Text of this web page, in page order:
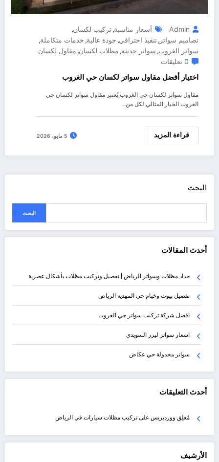
Admin أسعار مناسبة,تركيب لكسان,
تصاميم سواتر ,تنفيذ احترافي, جودة عالية, خدمات متكاملة,
سواتر الغروب, سواتر حديثة, مظلات لكسان, مقاول لكسان
0 تعليقات
اختيار أفضل مقاول سواتر لكسان حي الغروب
مقاول سواتر لكسان حي الغروب يُعتبر مقاول سواتر لكسان حي
الغروب الخيار المثالي لكل من…
قراءة المزيد 5 مايو، 2026
البحث
البحث
أحدث المقالات
حداد مظلات وسواتر الرياض | تفصيل وتركيب مظلات بأشكال عصرية
تفصيل بيوت وخيام حي المهدية الرياض
افضل شركة تركيب سواتر حي الغروب
اسعار سواتر ليزر السويدي
سواتر مجدولة حي عكاض
أحدث التعليقات
مُعلِق ووردبريس علىتركيب مظلات سيارات في الرياض
الأرشيف